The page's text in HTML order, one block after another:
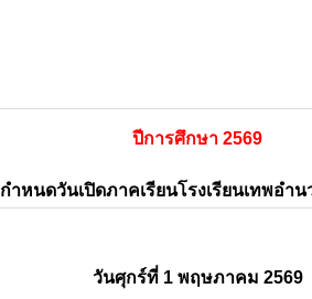
ปีการศึกษา 2569
กำหนดวันเปิดภาคเรียนโรงเรียนเทพอำ
วันศุกร์ที่ 1 พฤษภาคม 2569